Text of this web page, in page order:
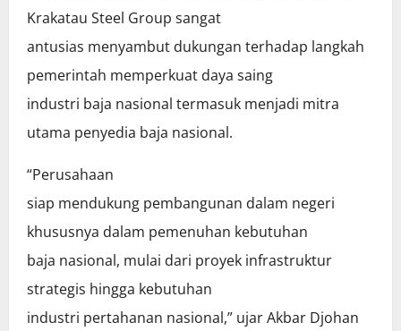
Krakatau Steel Group sangat
antusias menyambut dukungan terhadap langkah
pemerintah memperkuat daya saing
industri baja nasional termasuk menjadi mitra
utama penyedia baja nasional.
“Perusahaan
siap mendukung pembangunan dalam negeri
khususnya dalam pemenuhan kebutuhan
baja nasional, mulai dari proyek infrastruktur
strategis hingga kebutuhan
industri pertahanan nasional,” ujar Akbar Djohan